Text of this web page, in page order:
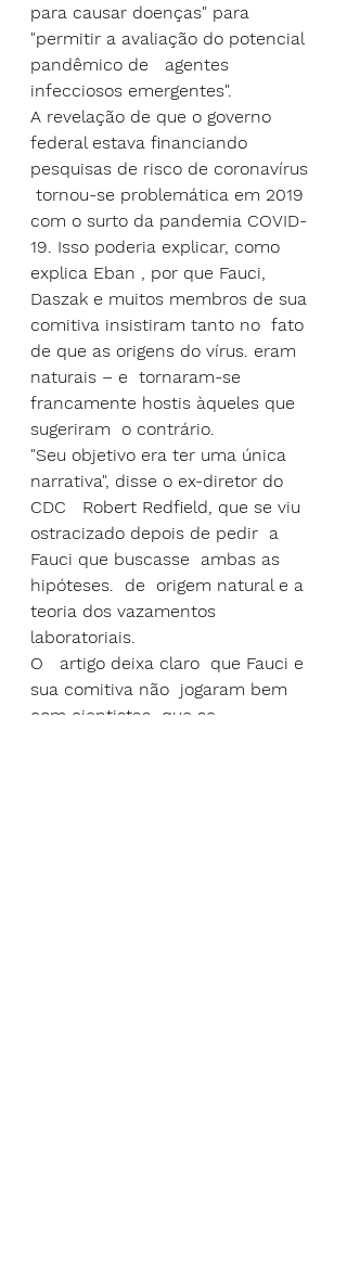
para causar doenças" para
"permitir a avaliação do potencial
pandêmico de   agentes
infecciosos emergentes".
A revelação de que o governo
federal estava financiando
pesquisas de risco de coronavírus
tornou-se problemática em 2019
com o surto da pandemia COVID-
19. Isso poderia explicar, como
explica Eban , por que Fauci,
Daszak e muitos membros de sua
comitiva insistiram tanto no  fato
de que as origens do vírus. eram
naturais – e  tornaram-se
francamente hostis àqueles que
sugeriram  o contrário.
"Seu objetivo era ter uma única
narrativa", disse o ex-diretor do
CDC   Robert Redfield, que se viu
ostracizado depois de pedir  a
Fauci que buscasse  ambas as
hipóteses.  de  origem natural e a
teoria dos vazamentos
laboratoriais.
O   artigo deixa claro  que Fauci e
sua comitiva não  jogaram bem
com cientistas  que se